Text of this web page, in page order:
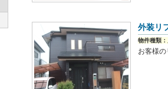
外装リ
物件種類
お客様